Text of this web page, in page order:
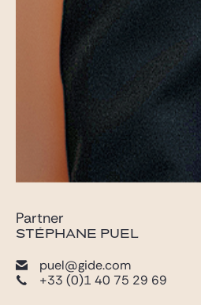
Partner
STÉPHANE PUEL
puel@gide.com
+33 (0)1 40 75 29 69